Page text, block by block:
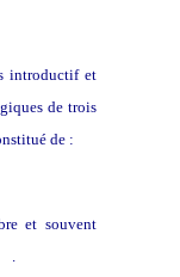
introductif et
de trois
de :
et souvent